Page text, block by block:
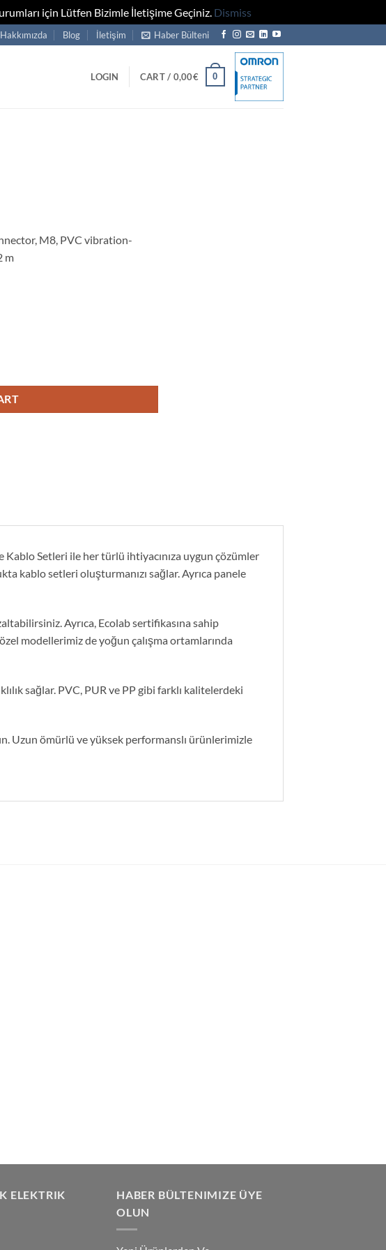
için Lütfen Bizimle İletişime Geçiniz. Dismiss
Hakkımızda Blog İletişim Haber Bülteni
LOGIN CART / 0,00€ 0
M8, PVC vibration-
m
Kablo Setleri ile her türlü ihtiyacınıza uygun çözümler
kablo setleri oluşturmanızı sağlar. Ayrıca panele
Ayrıca, Ecolab sertifikasına sahip
modellerimiz de yoğun çalışma ortamlarında
sağlar. PVC, PUR ve PP gibi farklı kalitelerdeki
Uzun ömürlü ve yüksek performanslı ürünlerimizle
ELEKTRIK
HABER BÜLTENIMIZE ÜYE
OLUN